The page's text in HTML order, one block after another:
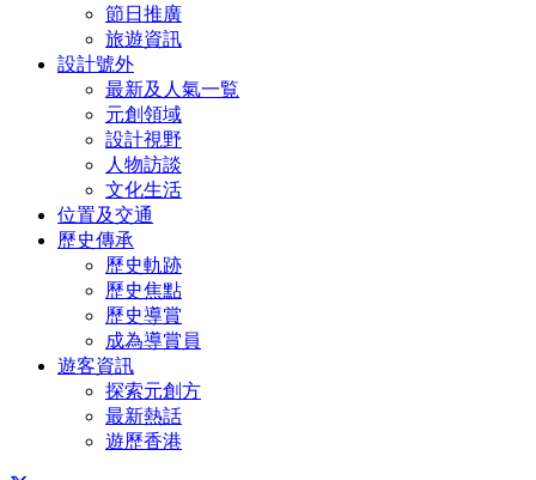
節日推廣
旅遊資訊
設計號外
最新及人氣一覧
元創領域
設計視野
人物訪談
文化生活
位置及交通
歷史傳承
歷史軌跡
歷史焦點
歷史導賞
成為導賞員
遊客資訊
探索元創方
最新熱話
遊歷香港